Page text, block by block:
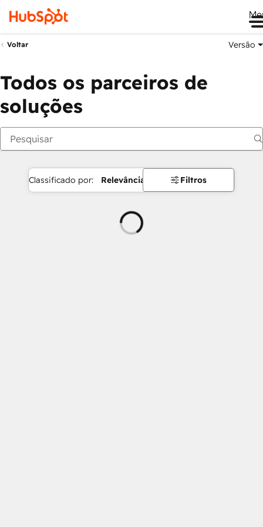
Voltar Versão
Todos os parceiros de
soluções
Classificado por: Relevância Filtros
Carregando